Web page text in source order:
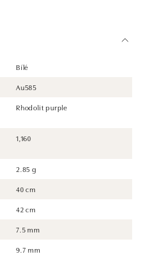
Bílé
Au585
Rhodolit purple
1,160
2.85 g
40 cm
42 cm
7.5 mm
9.7 mm